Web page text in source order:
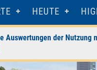
HEUTE
Auswertungen der